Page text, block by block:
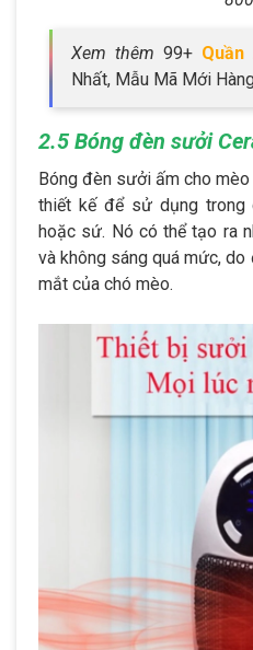
Xem thêm 99+
Nhất, Mẫu Mã Mới
2.5 Bóng đèn sưởi
Bóng đèn sưởi ấm cho
thiết kế để sử dụng trong
hoặc sứ. Nó có thể tạo ra
và không sáng quá mức,
mắt của chó mèo.